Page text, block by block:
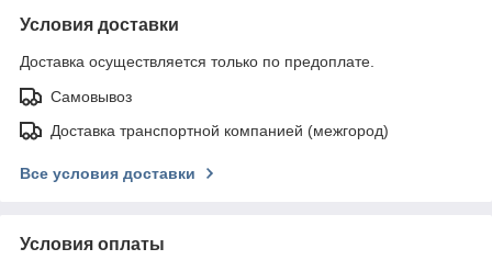
Условия доставки
Доставка осуществляется только по предоплате.
Самовывоз
Доставка транспортной компанией (межгород)
Все условия доставки
Условия оплаты